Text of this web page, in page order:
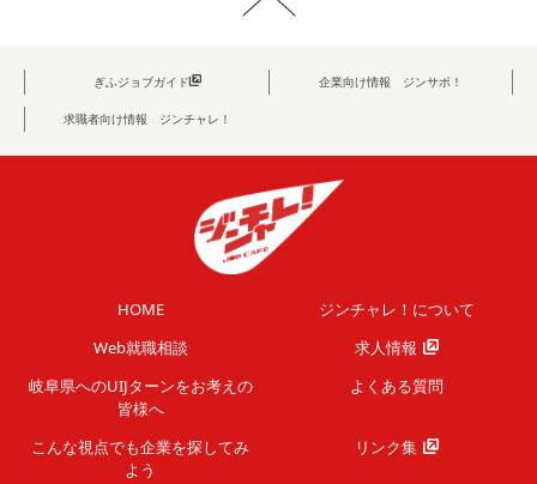
ぎふジョブガイド 企業向け情報 ジンサポ！
求職者向け情報 ジンチャレ！
HOME
ジンチャレ！について
Web就職相談
求人情報
岐阜県へのUIJターンをお考えの
皆様へ
よくある質問
こんな視点でも企業を探してみ
よう
リンク集